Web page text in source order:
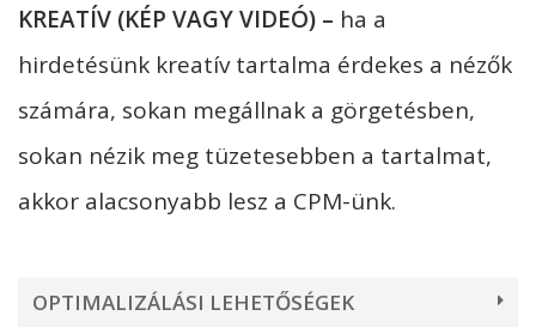
KREATÍV (KÉP VAGY VIDEÓ) – ha a
hirdetésünk kreatív tartalma érdekes a nézők
számára, sokan megállnak a görgetésben,
sokan nézik meg tüzetesebben a tartalmat,
akkor alacsonyabb lesz a CPM-ünk.
OPTIMALIZÁLÁSI LEHETŐSÉGEK